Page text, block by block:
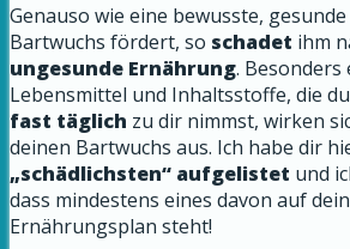
Genauso wie eine bewusste,
Bartwuchs fördert, so schadet ihm
ungesunde Ernährung. Besonders
Lebensmittel und Inhaltsstoffe, die
fast täglich zu dir nimmst, wirken
deinen Bartwuchs aus. Ich habe dir
„schädlichsten“ aufgelistet und
dass mindestens eines davon auf
Ernährungsplan steht!